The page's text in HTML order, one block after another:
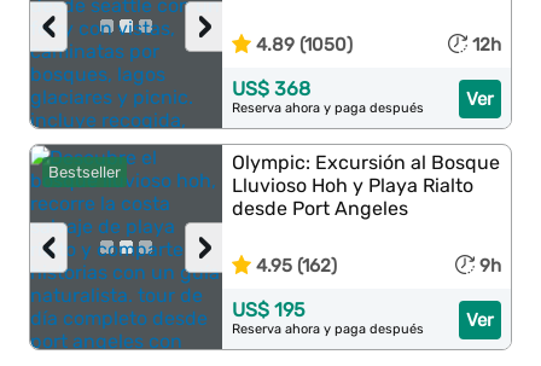
›
‹ 4.89 (1050) 12h
Ver
US$ 368
Reserva ahora y paga después
Bestseller
›
‹
Olympic: Excursión al Bosque
Lluvioso Hoh y Playa Rialto
desde Port Angeles
4.95 (162) 9h
Ver
US$ 195
Reserva ahora y paga después